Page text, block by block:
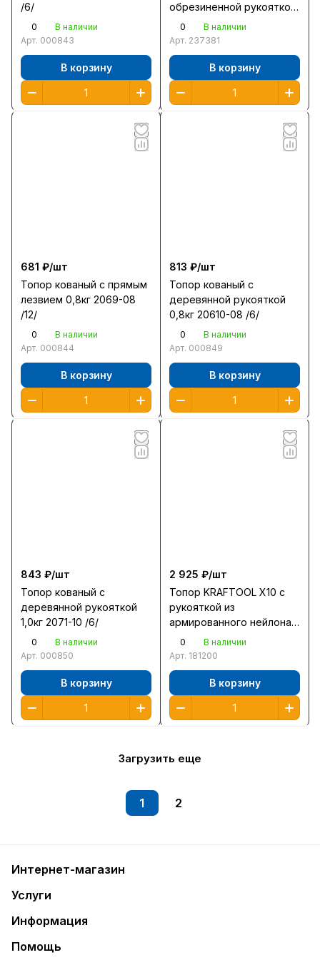
/6/
0
В наличии
Арт. 000843
В корзину
обрезиненной рукояткой
800мм 2кг 27279/061-
0200
0
В наличии
Арт. 237381
В корзину
681 ₽/шт
Топор кованый с прямым
лезвием 0,8кг 2069-08
/12/
0
В наличии
Арт. 000844
В корзину
813 ₽/шт
Топор кованый с
деревянной рукояткой
0,8кг 20610-08 /6/
0
В наличии
Арт. 000849
В корзину
843 ₽/шт
Топор кованый с
деревянной рукояткой
1,0кг 2071-10 /6/
0
В наличии
Арт. 000850
В корзину
2 925 ₽/шт
Топор KRAFTOOL X10 с
рукояткой из
армированного нейлона
450мм 1кг 20660-10
0
В наличии
Арт. 181200
В корзину
Загрузить еще
1 2
Интернет-магазин
Услуги
Информация
Помощь